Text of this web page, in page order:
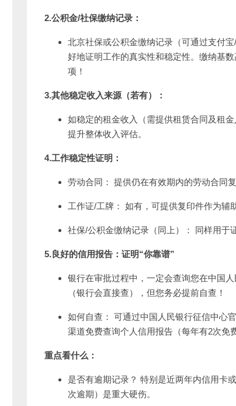
2.公积金/社保缴纳记录：
北京社保或公积金缴纳记录（可通过支付
好地证明工作的真实性和稳定性。缴纳基
项！
3.其他稳定收入来源（若有）：
如稳定的租金收入（需提供租赁合同及租
提升整体收入评估。
4.工作稳定性证明：
劳动合同： 提供仍在有效期内的劳动合同复
工作证/工牌： 如有，可提供复印件作为辅
社保/公积金缴纳记录（同上）： 同样用于
5.良好的信用报告：证明“你靠谱”
银行在审批过程中，一定会查询您在中国
（银行会直接查），但您务必提前自查！
如何自查： 可通过中国人民银行征信中心
渠道免费查询个人信用报告（每年有2次免
重点看什么：
是否有逾期记录？ 特别是近两年内信用卡
次逾期）是重大硬伤。